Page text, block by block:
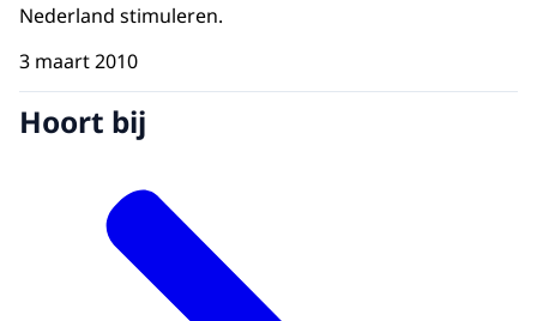
Nederland stimuleren.
3 maart 2010
Hoort bij